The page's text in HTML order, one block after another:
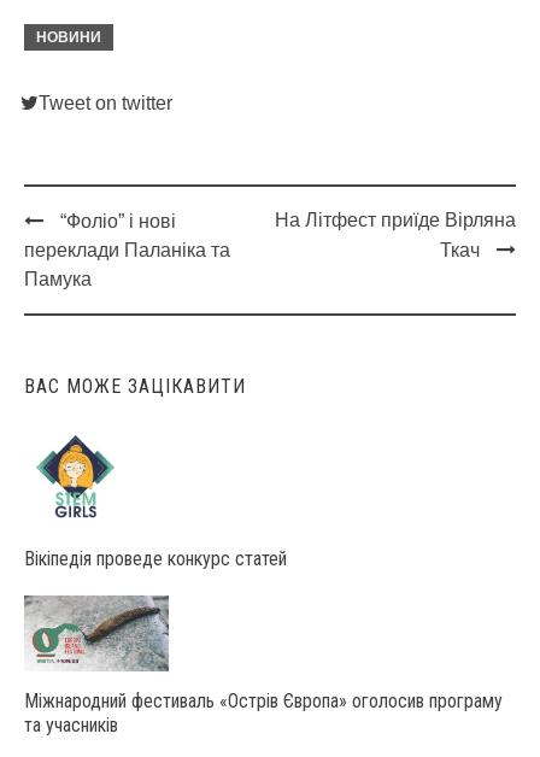
НОВИНИ
Tweet on twitter
Post
navigation
“Фоліо” і нові
переклади Паланіка та
Памука
На Літфест приїде Вірляна
Ткач
ВАС МОЖЕ ЗАЦІКАВИТИ
Вікіпедія проведе конкурс статей
Міжнародний фестиваль «Острів Європа» оголосив програму
та учасників